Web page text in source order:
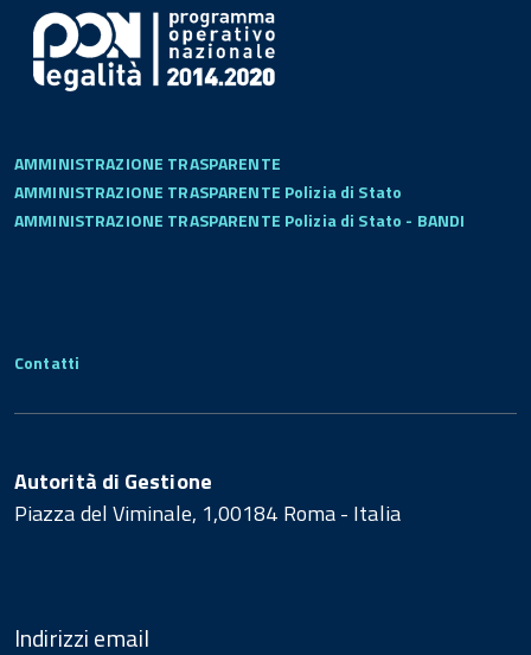
AMMINISTRAZIONE TRASPARENTE
AMMINISTRAZIONE TRASPARENTE Polizia di Stato
AMMINISTRAZIONE TRASPARENTE Polizia di Stato - BANDI
Contatti
Autorità di Gestione
Piazza del Viminale, 1,00184 Roma - Italia
Indirizzi email